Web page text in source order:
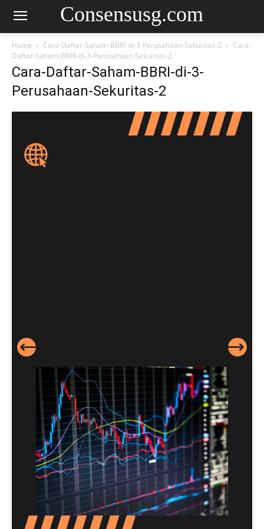
Consensusg.com
Home Cara-Daftar-Saham-BBRI-di-3-Perusahaan-Sekuritas-2
Cara-
Daftar-Saham-BBRI-di-3-Perusahaan-Sekuritas-2
Cara-Daftar-Saham-BBRI-di-3-
Perusahaan-Sekuritas-2